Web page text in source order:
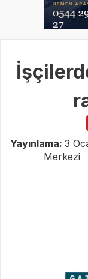
Yayınlama: 3
Merkezi